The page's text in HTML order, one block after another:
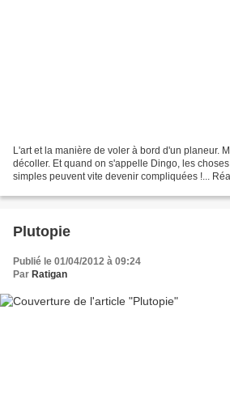
L'art et la manière de voler à bord d'un planeur.
décoller. Et quand on s'appelle Dingo, les
simples peuvent vite devenir compliquées !...
Plutopie
Publié le 01/04/2012 à 09:24
Par Ratigan